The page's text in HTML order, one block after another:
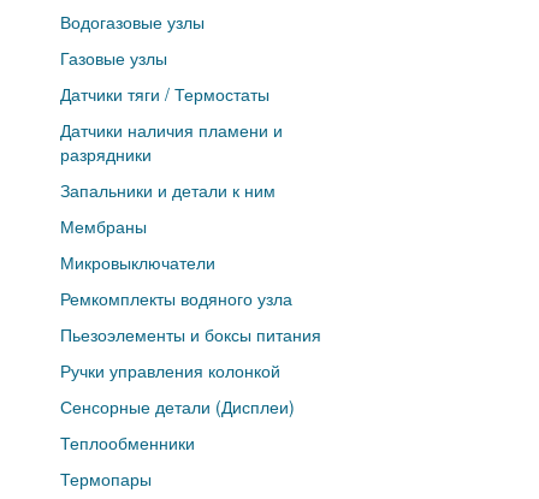
Водогазовые узлы
Газовые узлы
Датчики тяги / Термостаты
Датчики наличия пламени и
разрядники
Запальники и детали к ним
Мембраны
Микровыключатели
Ремкомплекты водяного узла
Пьезоэлементы и боксы питания
Ручки управления колонкой
Сенсорные детали (Дисплеи)
Теплообменники
Термопары